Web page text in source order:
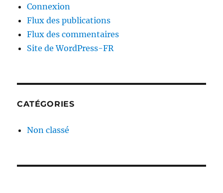
Connexion
Flux des publications
Flux des commentaires
Site de WordPress-FR
CATÉGORIES
Non classé